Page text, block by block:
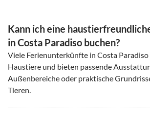
Kann ich eine
in Costa Paradiso buchen?
Viele Ferienunterkünfte in Costa Paradiso
Haustiere und bieten passende
Außenbereiche oder praktische
Tieren.